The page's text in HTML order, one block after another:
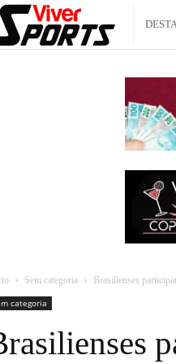
Viver
Sem categoria
Brasilienses
categoria